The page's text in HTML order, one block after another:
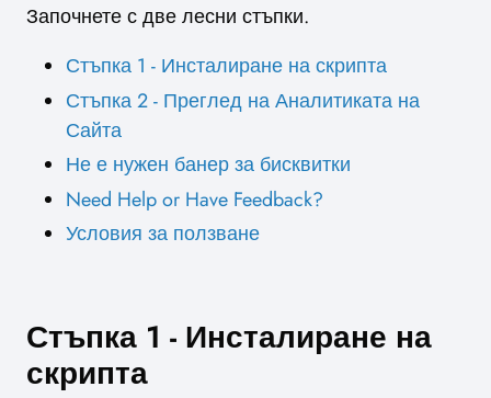
Започнете с две лесни стъпки.
Стъпка 1 - Инсталиране на скрипта
Стъпка 2 - Преглед на Аналитиката на
Сайта
Не е нужен банер за бисквитки
Need Help or Have Feedback?
Условия за ползване
Стъпка 1 - Инсталиране на
скрипта